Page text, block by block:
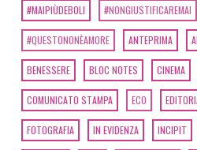
#MAIPIÙDEBOLI #NONGIUSTIFICAREMAI
#QUESTONONÈAMORE ANTEPRIMA
BENESSERE BLOC NOTES CINEMA
COMUNICATO STAMPA ECO
FOTOGRAFIA IN EVIDENZA INCIPIT